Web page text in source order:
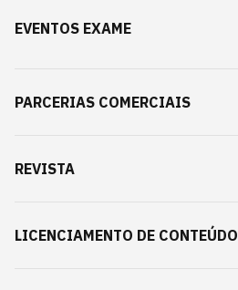
EVENTOS EXAME
PARCERIAS COMERCIAIS
REVISTA
LICENCIAMENTO DE CONTEÚDO